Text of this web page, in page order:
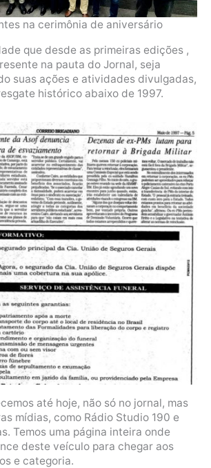
na cerimônia de aniversário
que desde as primeiras edições ,
na pauta do Jornal, seja
suas ações e atividades divulgadas,
histórico abaixo de 1997.
até hoje, não só no jornal, mas
mídias, como Rádio Studio 190 e
Temos uma página inteira onde
deste veículo para chegar aos
e categoria.